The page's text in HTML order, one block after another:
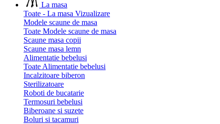
La masa
Toate - La masa Vizualizare
Modele scaune de masa
Toate Modele scaune de masa
Scaune masa copii
Scaune masa lemn
Alimentatie bebelusi
Toate Alimentatie bebelusi
Incalzitoare biberon
Sterilizatoare
Roboti de bucatarie
Termosuri bebelusi
Biberoane si suzete
Boluri si tacamuri